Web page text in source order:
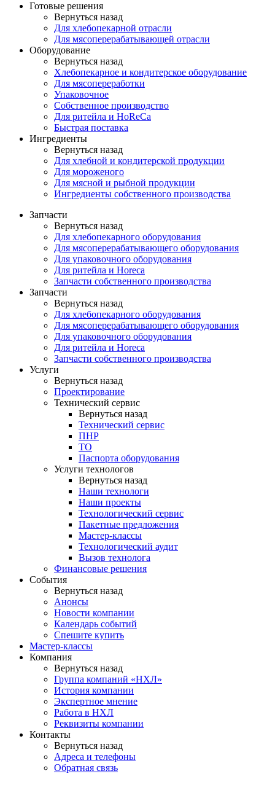
Готовые решения
Вернуться назад
Для хлебопекарной отрасли
Для мясоперерабатывающей отрасли
Оборудование
Вернуться назад
Хлебопекарное и кондитерское оборудование
Для мясопереработки
Упаковочное
Собственное производство
Для ритейла и HoReCa
Быстрая поставка
Ингредиенты
Вернуться назад
Для хлебной и кондитерской продукции
Для мороженого
Для мясной и рыбной продукции
Ингредиенты собственного производства
Запчасти
Вернуться назад
Для хлебопекарного оборудования
Для мясоперерабатывающего оборудования
Для упаковочного оборудования
Для ритейла и Horeca
Запчасти собственного производства
Запчасти
Вернуться назад
Для хлебопекарного оборудования
Для мясоперерабатывающего оборудования
Для упаковочного оборудования
Для ритейла и Horeca
Запчасти собственного производства
Услуги
Вернуться назад
Проектирование
Технический сервис
Вернуться назад
Технический сервис
ПНР
ТО
Паспорта оборудования
Услуги технологов
Вернуться назад
Наши технологи
Наши проекты
Технологический сервис
Пакетные предложения
Мастер-классы
Технологический аудит
Вызов технолога
Финансовые решения
События
Вернуться назад
Анонсы
Новости компании
Календарь событий
Спешите купить
Мастер-классы
Компания
Вернуться назад
Группа компаний «НХЛ»
История компании
Экспертное мнение
Работа в НХЛ
Реквизиты компании
Контакты
Вернуться назад
Адреса и телефоны
Обратная связь